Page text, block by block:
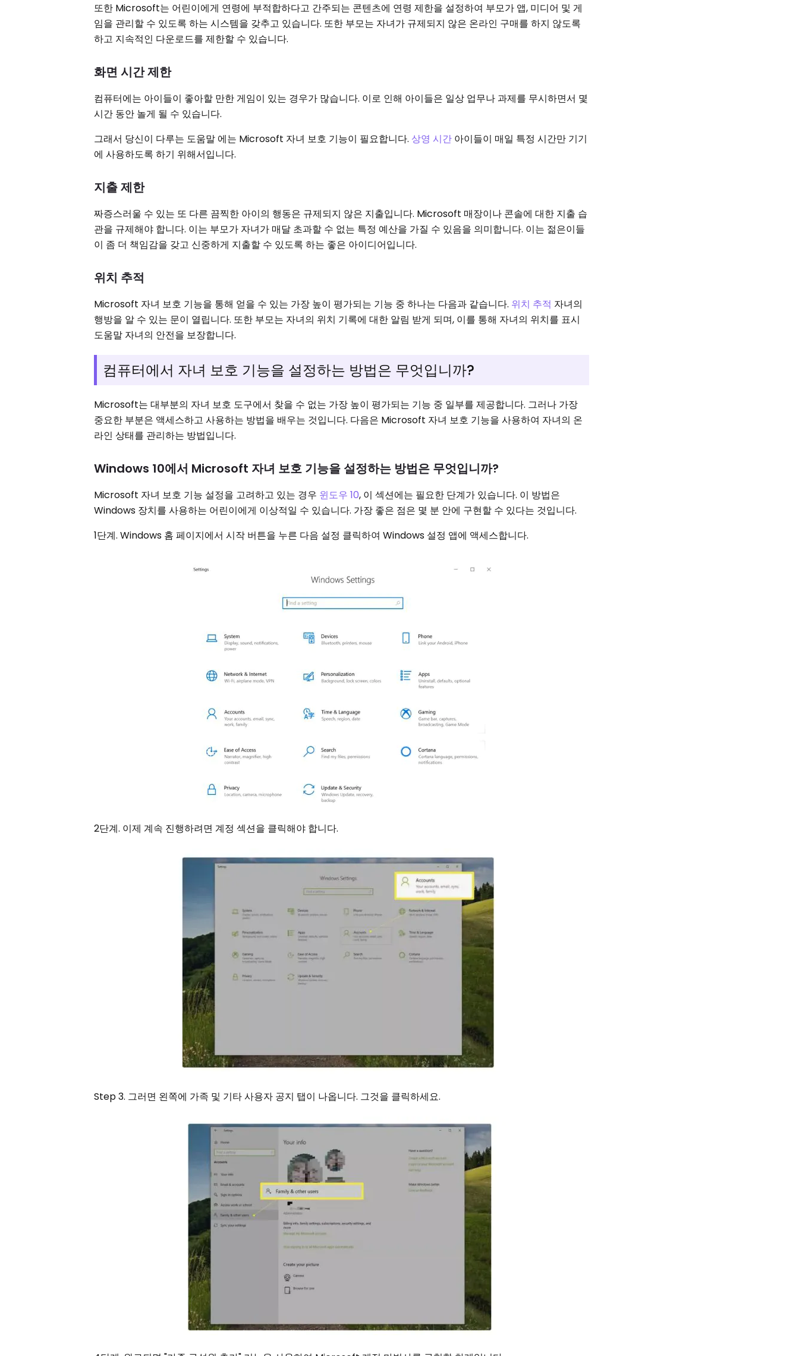
또한 Microsoft는 어린이에게 연령에 부적합하다고 간주되는 콘텐츠에 연령 제한을 설정하여 부모가 앱, 미디어 및 게
임을 관리할 수 있도록 하는 시스템을 갖추고 있습니다. 또한 부모는 자녀가 규제되지 않은 온라인 구매를 하지 않도록
하고 지속적인 다운로드를 제한할 수 있습니다.
화면 시간 제한
컴퓨터에는 아이들이 좋아할 만한 게임이 있는 경우가 많습니다. 이로 인해 아이들은 일상 업무나 과제를 무시하면서 몇
시간 동안 놀게 될 수 있습니다.
그래서 당신이 다루는 도움말 에는 Microsoft 자녀 보호 기능이 필요합니다. 상영 시간 아이들이 매일 특정 시간만 기기
에 사용하도록 하기 위해서입니다.
지출 제한
짜증스러울 수 있는 또 다른 끔찍한 아이의 행동은 규제되지 않은 지출입니다. Microsoft 매장이나 콘솔에 대한 지출 습
관을 규제해야 합니다. 이는 부모가 자녀가 매달 초과할 수 없는 특정 예산을 가질 수 있음을 의미합니다. 이는 젊은이들
이 좀 더 책임감을 갖고 신중하게 지출할 수 있도록 하는 좋은 아이디어입니다.
위치 추적
Microsoft 자녀 보호 기능을 통해 얻을 수 있는 가장 높이 평가되는 기능 중 하나는 다음과 같습니다. 위치 추적 자녀의
행방을 알 수 있는 문이 열립니다. 또한 부모는 자녀의 위치 기록에 대한 알림 받게 되며, 이를 통해 자녀의 위치를 ​​표시
도움말 자녀의 안전을 보장합니다.
컴퓨터에서 자녀 보호 기능을 설정하는 방법은 무엇입니까?
Microsoft는 대부분의 자녀 보호 도구에서 찾을 수 없는 가장 높이 평가되는 기능 중 일부를 제공합니다. 그러나 가장
중요한 부분은 액세스하고 사용하는 방법을 배우는 것입니다. 다음은 Microsoft 자녀 보호 기능을 사용하여 자녀의 온
라인 상태를 관리하는 방법입니다.
Windows 10에서 Microsoft 자녀 보호 기능을 설정하는 방법은 무엇입니까?
Microsoft 자녀 보호 기능 설정을 고려하고 있는 경우 윈도우 10, 이 섹션에는 필요한 단계가 있습니다. 이 방법은
Windows 장치를 사용하는 어린이에게 이상적일 수 있습니다. 가장 좋은 점은 몇 분 안에 구현할 수 있다는 것입니다.
1단계. Windows 홈 페이지에서 시작 버튼을 누른 다음 설정 클릭하여 Windows 설정 앱에 액세스합니다.
2단계. 이제 계속 진행하려면 계정 섹션을 클릭해야 합니다.
Step 3. 그러면 왼쪽에 가족 및 기타 사용자 공지 탭이 나옵니다. 그것을 클릭하세요.